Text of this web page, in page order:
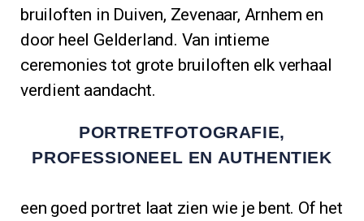
bruiloften in Duiven, Zevenaar, Arnhem en
door heel Gelderland. Van intieme
ceremonies tot grote bruiloften elk verhaal
verdient aandacht.
PORTRETFOTOGRAFIE,
PROFESSIONEEL EN AUTHENTIEK
een goed portret laat zien wie je bent. Of het